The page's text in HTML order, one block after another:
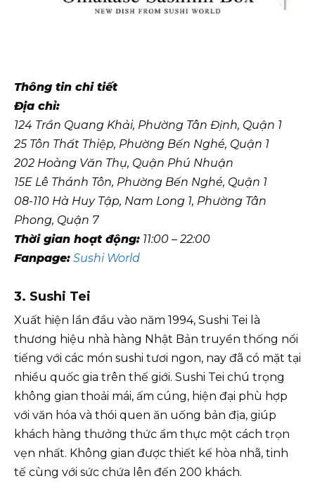
Thông tin chi tiết
Địa chỉ:
124 Trần Quang Khải, Phường Tân Định, Quận 1
25 Tôn Thất Thiệp, Phường Bến Nghé, Quận 1
202 Hoàng Văn Thụ, Quận Phú Nhuận
15E Lê Thánh Tôn, Phường Bến Nghé, Quận 1
08-110 Hà Huy Tập, Nam Long 1, Phường Tân
Phong, Quận 7
Thời gian hoạt động: 11:00 – 22:00
Fanpage: Sushi World
3. Sushi Tei
Xuất hiện lần đầu vào năm 1994, Sushi Tei là
thương hiệu nhà hàng Nhật Bản truyền thống nổi
tiếng với các món sushi tươi ngon, nay đã có mặt tại
nhiều quốc gia trên thế giới. Sushi Tei chú trọng
không gian thoải mái, ấm cúng, hiện đại phù hợp
với văn hóa và thói quen ăn uống bản địa, giúp
khách hàng thưởng thức ẩm thực một cách trọn
vẹn nhất. Không gian được thiết kế hòa nhã, tinh
tế cùng với sức chứa lên đến 200 khách.